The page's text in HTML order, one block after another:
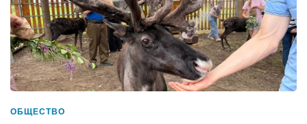
ОБЩЕСТВО